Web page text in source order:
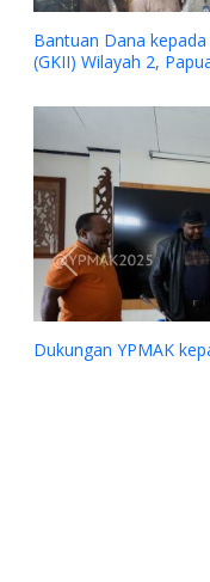
Dana kepada
Wilayah 2, Papua
YPMAK kepada
Previous